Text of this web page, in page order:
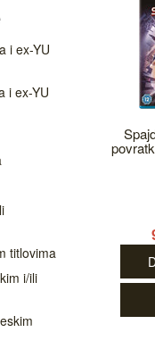
i ex-YU
i ex-YU
titlovima
i/ili